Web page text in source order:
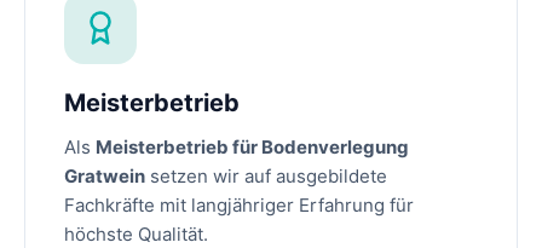
Meisterbetrieb
Als Meisterbetrieb für Bodenverlegung
Gratwein setzen wir auf ausgebildete
Fachkräfte mit langjähriger Erfahrung für
höchste Qualität.